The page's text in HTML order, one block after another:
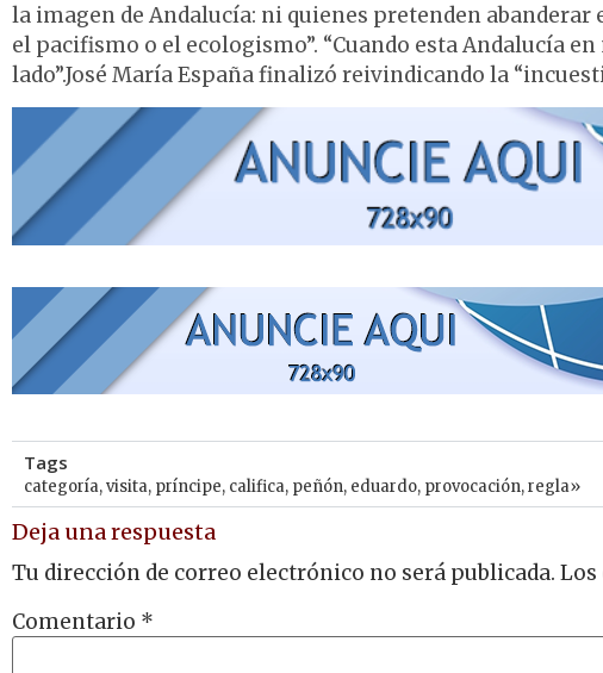
la imagen de Andalucía: ni quienes pretenden
el pacifismo o el ecologismo”. “Cuando esta Andalucía
lado”.José María España finalizó reivindicando la
Tags
categoría,visita, príncipe, califica, peñón, eduardo, provocación,regla»
Deja una respuesta
Tu dirección de correo electrónico no será publicada. Los
Comentario *